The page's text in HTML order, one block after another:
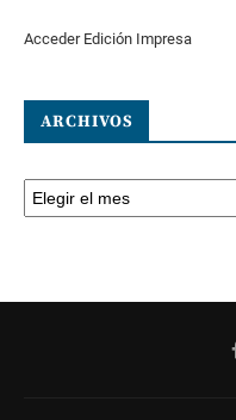
Acceder Edición Impresa
ARCHIVOS